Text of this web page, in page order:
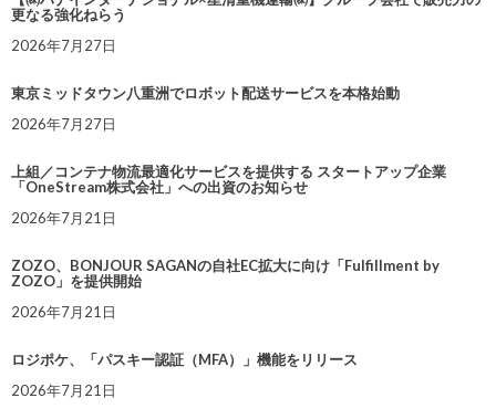
更なる強化ねらう
2026年7月27日
東京ミッドタウン八重洲でロボット配送サービスを本格始動
2026年7月27日
上組／コンテナ物流最適化サービスを提供する スタートアップ企業
「OneStream株式会社」への出資のお知らせ
2026年7月21日
ZOZO、BONJOUR SAGANの自社EC拡大に向け「Fulfillment by
ZOZO」を提供開始
2026年7月21日
ロジポケ、「パスキー認証（MFA）」機能をリリース
2026年7月21日